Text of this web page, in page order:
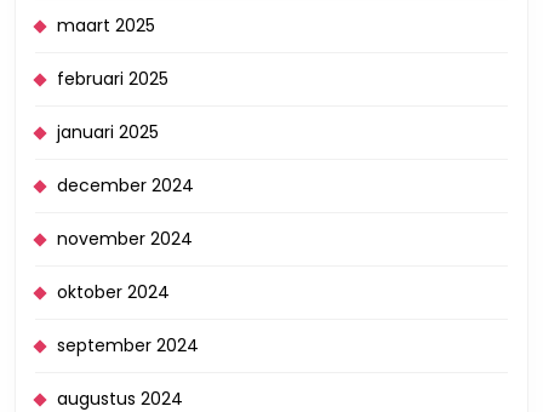
maart 2025
februari 2025
januari 2025
december 2024
november 2024
oktober 2024
september 2024
augustus 2024